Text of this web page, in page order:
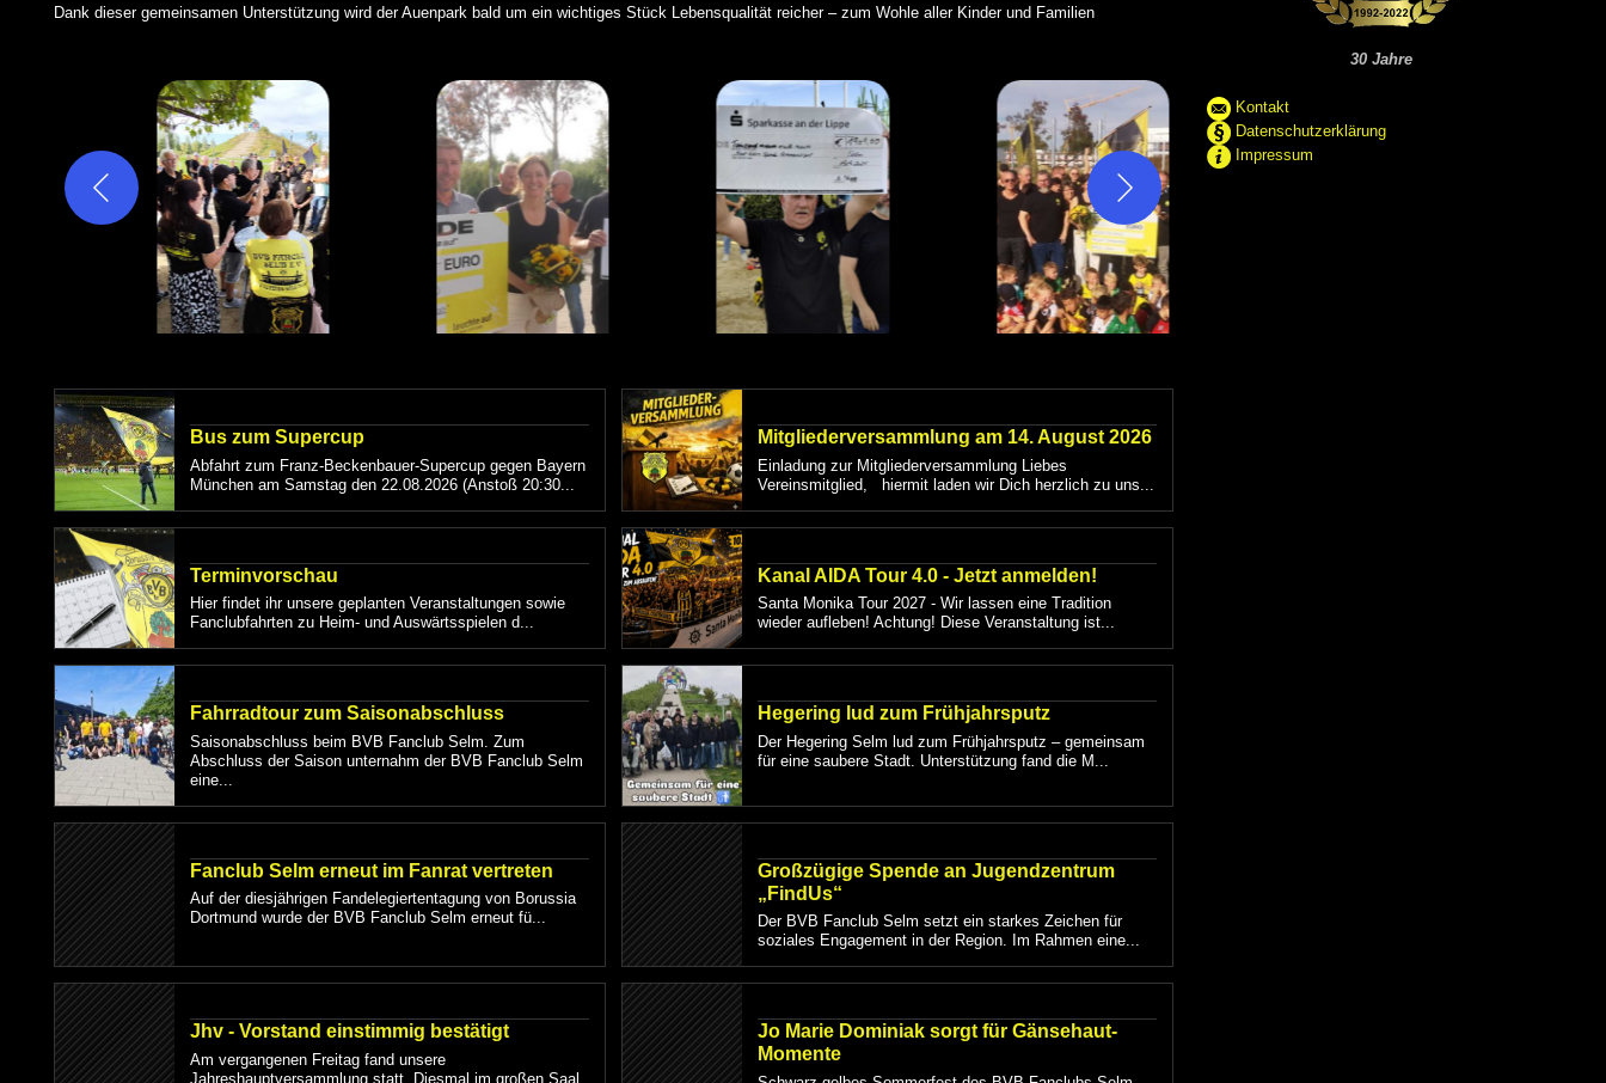
Dank dieser gemeinsamen Unterstützung wird der Auenpark bald um ein wichtiges Stück Lebensqualität reicher – zum Wohle aller Kinder und Familien
Bus zum Supercup
Abfahrt zum Franz-Beckenbauer-Supercup gegen Bayern
München am Samstag den 22.08.2026 (Anstoß 20:30...
Mitgliederversammlung am 14. August 2026
Einladung zur Mitgliederversammlung Liebes
Vereinsmitglied, hiermit laden wir Dich herzlich zu uns...
Terminvorschau
Hier findet ihr unsere geplanten Veranstaltungen sowie
Fanclubfahrten zu Heim- und Auswärtsspielen d...
Kanal AIDA Tour 4.0 - Jetzt anmelden!
Santa Monika Tour 2027 - Wir lassen eine Tradition
wieder aufleben! Achtung! Diese Veranstaltung ist...
Fahrradtour zum Saisonabschluss
Saisonabschluss beim BVB Fanclub Selm. Zum
Abschluss der Saison unternahm der BVB Fanclub Selm
eine...
Hegering lud zum Frühjahrsputz
Der Hegering Selm lud zum Frühjahrsputz – gemeinsam
für eine saubere Stadt. Unterstützung fand die M...
Fanclub Selm erneut im Fanrat vertreten
Auf der diesjährigen Fandelegiertentagung von Borussia
Dortmund wurde der BVB Fanclub Selm erneut fü...
Großzügige Spende an Jugendzentrum
„FindUs“
Der BVB Fanclub Selm setzt ein starkes Zeichen für
soziales Engagement in der Region. Im Rahmen eine...
Jhv - Vorstand einstimmig bestätigt
Am vergangenen Freitag fand unsere
Jahreshauptversammlung statt. Diesmal im großen Saal
Jo Marie Dominiak sorgt für Gänsehaut-
Momente
30 Jahre
Kontakt
Datenschutzerklärung
Impressum